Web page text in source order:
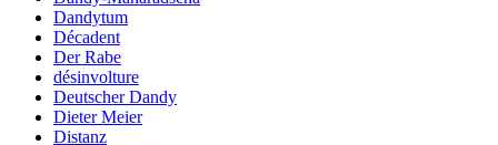
Dandytum
Décadent
Der Rabe
désinvolture
Deutscher Dandy
Dieter Meier
Distanz